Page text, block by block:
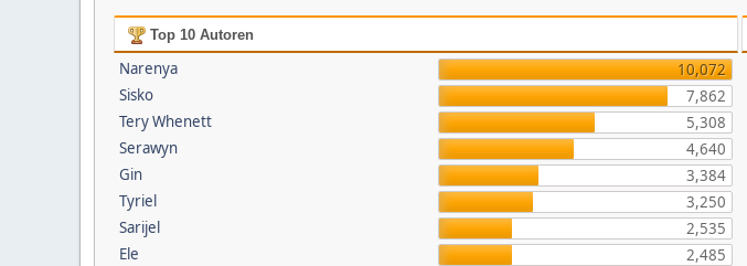
Top 10 Autoren
Narenya
10,072
Sisko
7,862
Tery Whenett
5,308
Serawyn
4,640
Gin
3,384
Tyriel
3,250
Sarijel
2,535
Ele
2,485